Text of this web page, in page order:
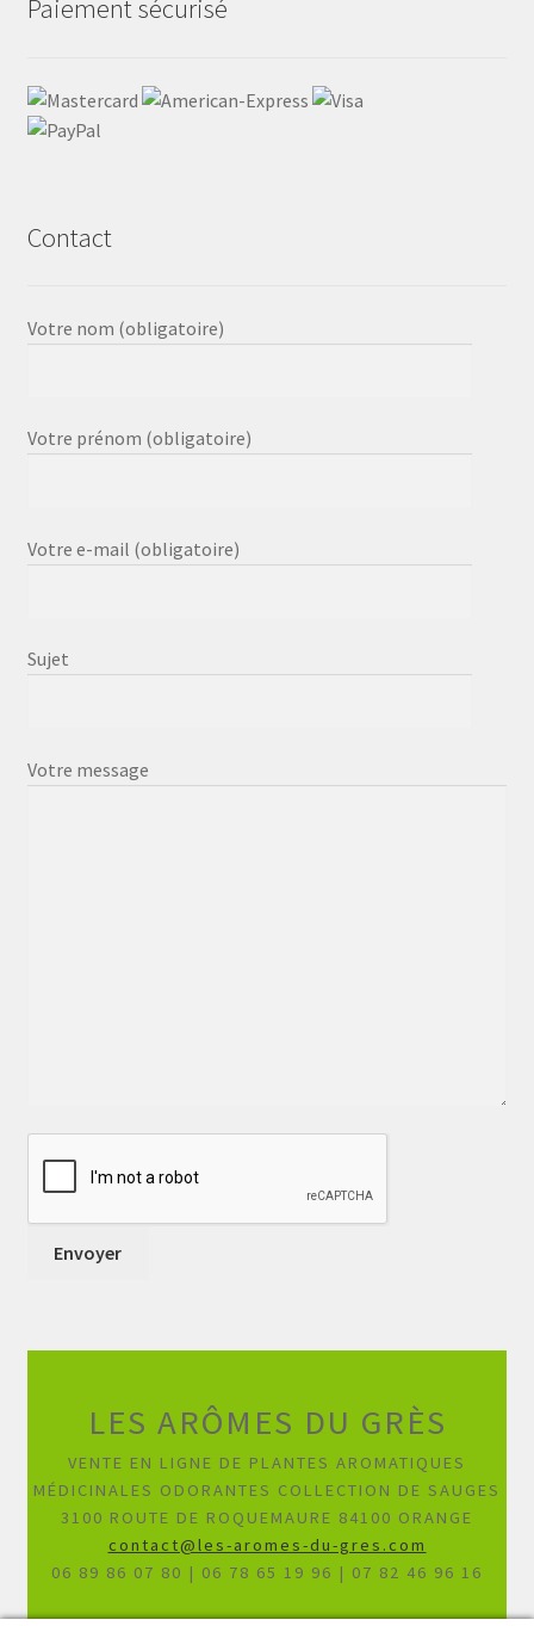
Paiement sécurisé
Contact
Votre nom (obligatoire)
Votre prénom (obligatoire)
Votre e-mail (obligatoire)
Sujet
Votre message
LES ARÔMES DU GRÈS
VENTE EN LIGNE DE PLANTES AROMATIQUES
MÉDICINALES ODORANTES COLLECTION DE SAUGES
3100 ROUTE DE ROQUEMAURE 84100 ORANGE
contact@les-aromes-du-gres.com
06 89 86 07 80 | 06 78 65 19 96 | 07 82 46 96 16